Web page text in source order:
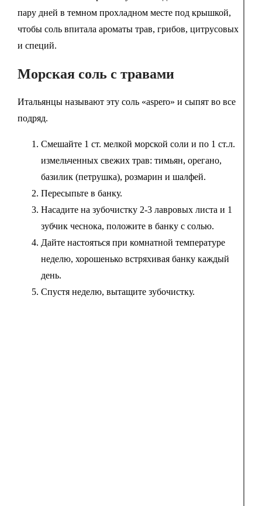
пару дней в темном прохладном месте под крышкой,
чтобы соль впитала ароматы трав, грибов, цитрусовых
и специй.
Морская соль с травами
Итальянцы называют эту соль «aspero» и сыпят во все
подряд.
Смешайте 1 ст. мелкой морской соли и по 1 ст.л.
измельченных свежих трав: тимьян, орегано,
базилик (петрушка), розмарин и шалфей.
Пересыпьте в банку.
Насадите на зубочистку 2-3 лавровых листа и 1
зубчик чеснока, положите в банку с солью.
Дайте настояться при комнатной температуре
неделю, хорошенько встряхивая банку каждый
день.
Спустя неделю, вытащите зубочистку.